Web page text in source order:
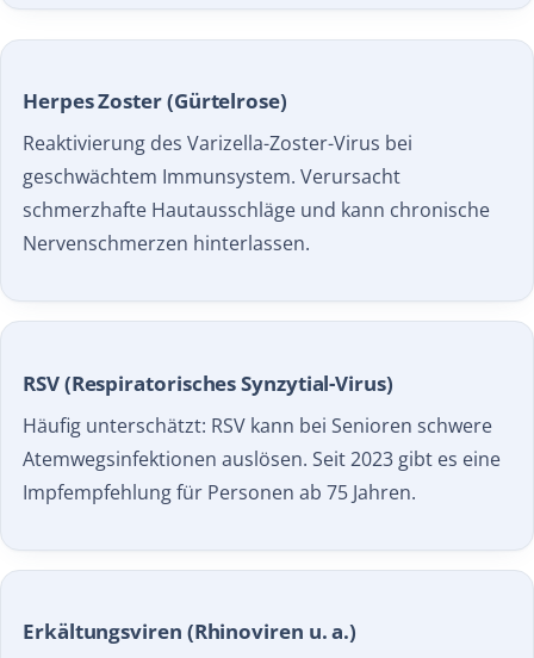
Herpes Zoster (Gürtelrose)
Reaktivierung des Varizella-Zoster-Virus bei
geschwächtem Immunsystem. Verursacht
schmerzhafte Hautausschläge und kann chronische
Nervenschmerzen hinterlassen.
RSV (Respiratorisches Synzytial-Virus)
Häufig unterschätzt: RSV kann bei Senioren schwere
Atemwegsinfektionen auslösen. Seit 2023 gibt es eine
Impfempfehlung für Personen ab 75 Jahren.
Erkältungsviren (Rhinoviren u. a.)